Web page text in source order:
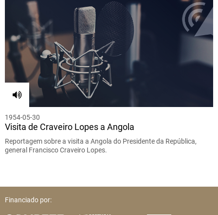
1954-05-30
Visita de Craveiro Lopes a Angola
Reportagem sobre a visita a Angola do Presidente da República,
general Francisco Craveiro Lopes.
Financiado por: